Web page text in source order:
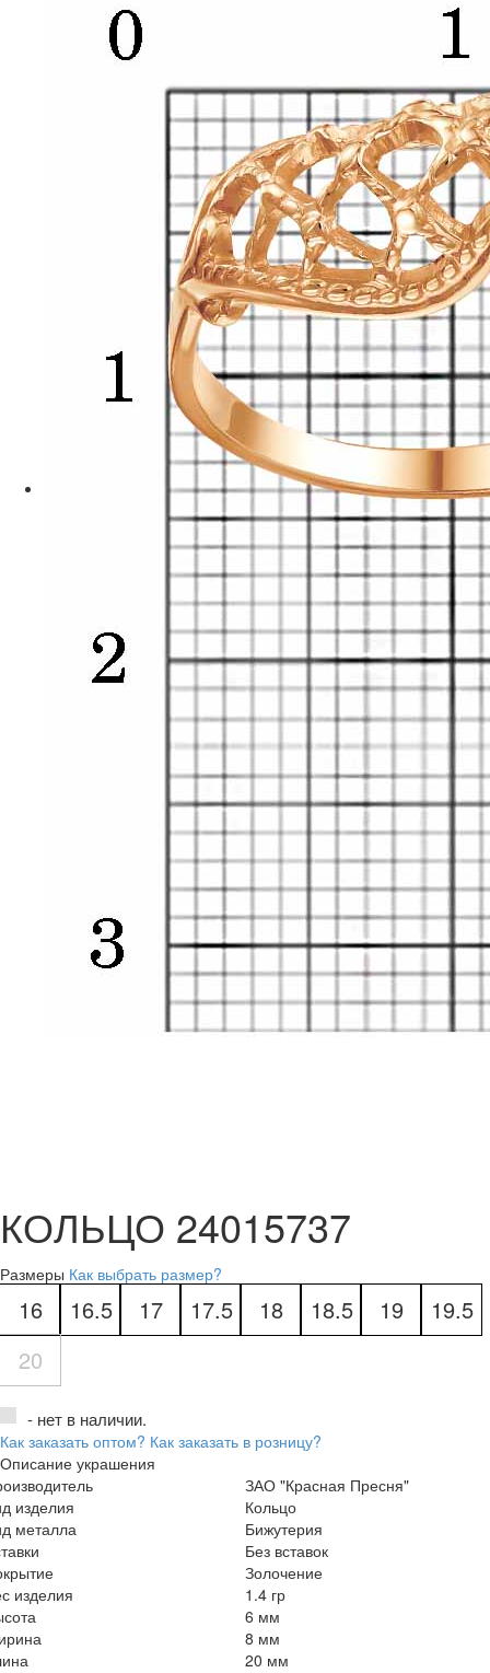
КОЛЬЦО 24015737
Размеры Как выбрать размер?
16 16.5 17 17.5 18 18.5 19
19.5
20
- нет в наличии.
Как заказать оптом? Как заказать в розницу?
Описание украшения
ЗАО "Красная Пресня"
изделия
Кольцо
металла
Бижутерия
Без вставок
Золочение
изделия
1.4 гр
6 мм
8 мм
20 мм